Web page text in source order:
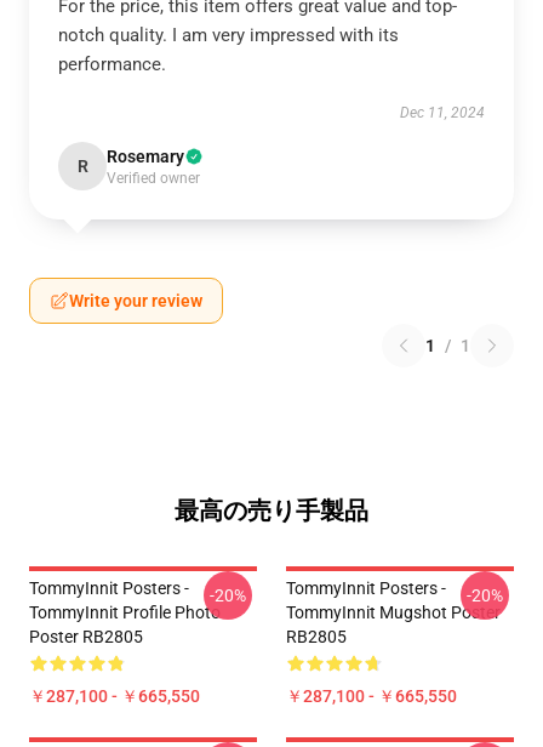
For the price, this item offers great value and top-
notch quality. I am very impressed with its
performance.
Dec 11, 2024
R Rosemary
Verified owner
Write your review
1 / 1
最高の売り手製品
TommyInnit Posters -
TommyInnit Profile Photo
Poster RB2805
￥287,100 - ￥665,550
-20%
TommyInnit Posters -
TommyInnit Mugshot Poster
RB2805
￥287,100 - ￥665,550
-20%